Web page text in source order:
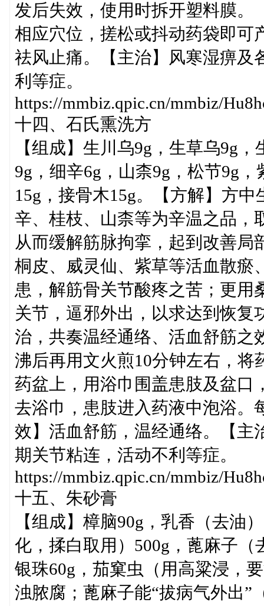
发后失效，使用时拆开塑料膜。
相应穴位，搓松或抖动药袋即可
祛风止痛。【主治】风寒湿痹及
利等症。
https://mmbiz.qpic.cn/mmbiz/
十四、石氏熏洗方
【组成】生川乌9g，生草乌9g
9g，细辛6g，山柰9g，松节9g
15g，接骨木15g。【方解】方
辛、桂枝、山柰等为辛温之品，
从而缓解筋脉拘挛，起到改善局
桐皮、威灵仙、紫草等活血散瘀
患，解筋骨关节酸疼之苦；更用
关节，逼邪外出，以求达到恢复
治，共奏温经通络、活血舒筋之
沸后再用文火煎10分钟左右，
药盆上，用浴巾围盖患肢及盆口
去浴巾，患肢进入药液中泡浴。
效】活血舒筋，温经通络。【主
期关节粘连，活动不利等症。
https://mmbiz.qpic.cn/mmbiz/
十五、朱砂膏
【组成】樟脑90g，乳香（去油
化，揉白取用）500g，蓖麻子（
银珠60g，茄窠虫（用高粱浸，
浊脓腐；蓖麻子能“拔病气外出”